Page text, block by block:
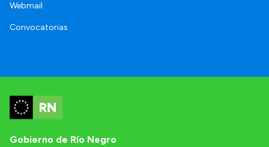
Webmail
Convocatorias
Gobierno de Río Negro